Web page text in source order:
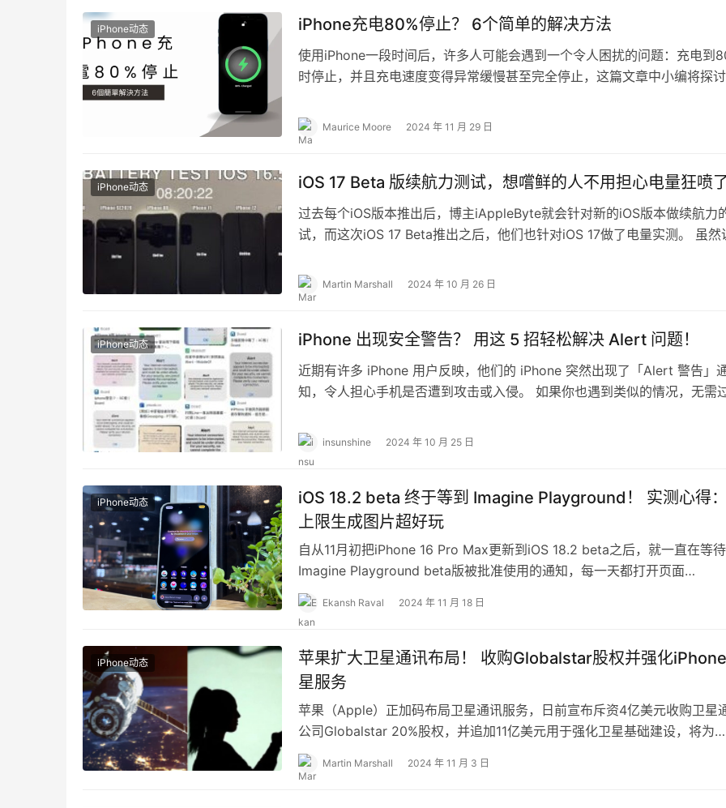
iPhone动态 iPhone充电80%停止？ 6个简单的解决方法
使用iPhone一段时间后，许多人可能会遇到一个令人困扰的问题：充电到
时停止，并且充电速度变得异常缓慢甚至完全停止，这篇文章中小编将探讨
Maurice Moore 2024 年 11 月 29 日
iPhone动态 iOS 17 Beta 版续航力测试，想嚐鲜的人不用担心电量狂喷
过去每个iOS版本推出后，博主iAppleByte就会针对新的iOS版本做续航力
试，而这次iOS 17 Beta推出之后，他们也针对iOS 17做了电量实测。 虽然
Martin Marshall 2024 年 10 月 26 日
iPhone动态 iPhone 出现安全警告？ 用这 5 招轻松解决 Alert 问题！
近期有许多 iPhone 用户反映，他们的 iPhone 突然出现了「Alert 警告」
知，令人担心手机是否遭到攻击或入侵。 如果你也遇到类似的情况，无需
insunshine 2024 年 10 月 25 日
iPhone动态
iOS 18.2 beta 终于等到 Imagine Playground！ 实测心得
上限生成图片超好玩
自从11月初把iPhone 16 Pro Max更新到iOS 18.2 beta之后，就一直在等待
Imagine Playground beta版被批准使用的通知，每一天都打开页面…
Ekansh Raval 2024 年 11 月 18 日
iPhone动态
苹果扩大卫星通讯布局！ 收购Globalstar股权并强化
星服务
苹果（Apple）正加码布局卫星通讯服务，日前宣布斥资4亿美元收购卫星
公司Globalstar 20%股权，并追加11亿美元用于强化卫星基础建设，将为
iPhone用户打造更完整…
Martin Marshall 2024 年 11 月 3 日